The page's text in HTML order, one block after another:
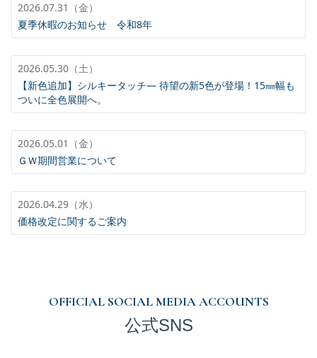
2026.07.31（金）
夏季休暇のお知らせ 令和8年
2026.05.30（土）
【新色追加】シルキータッチ— 待望の新5色が登場！15㎜幅も
ついに全色展開へ。
2026.05.01（金）
ＧＷ期間営業について
2026.04.29（水）
価格改定に関するご案内
OFFICIAL SOCIAL MEDIA ACCOUNTS
公式SNS